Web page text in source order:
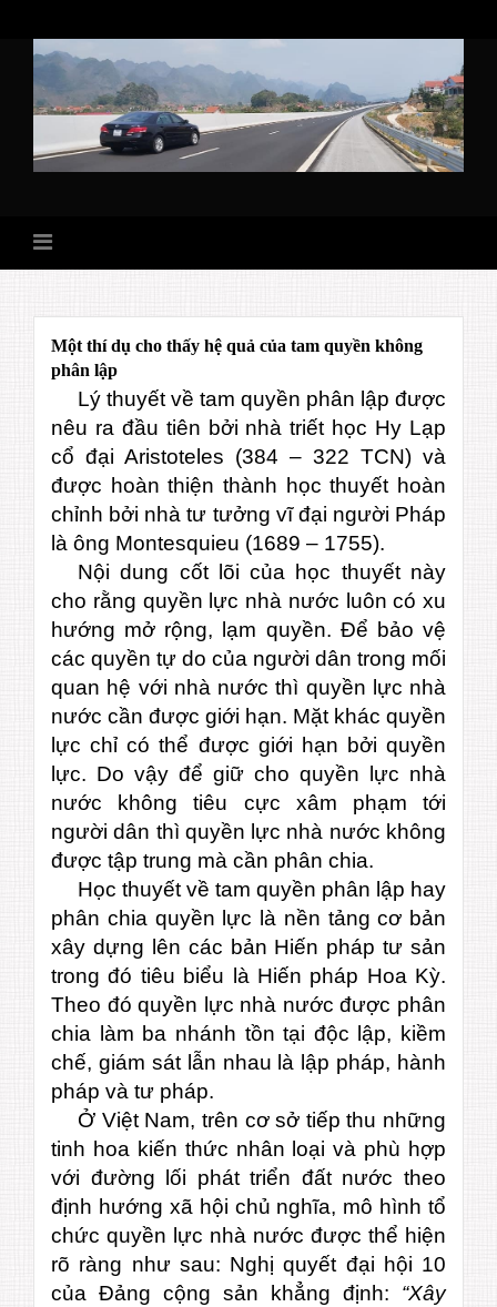
content
Một thí dụ cho thấy hệ quả của tam quyền không
phân lập
Lý thuyết về tam quyền phân lập được
nêu ra đầu tiên bởi nhà triết học Hy Lạp
cổ đại Aristoteles (384 – 322 TCN) và
được hoàn thiện thành học thuyết hoàn
chỉnh bởi nhà tư tưởng vĩ đại người Pháp
là ông Montesquieu (1689 – 1755).
Nội dung cốt lõi của học thuyết này
cho rằng quyền lực nhà nước luôn có xu
hướng mở rộng, lạm quyền. Để bảo vệ
các quyền tự do của người dân trong mối
quan hệ với nhà nước thì quyền lực nhà
nước cần được giới hạn. Mặt khác quyền
lực chỉ có thể được giới hạn bởi quyền
lực. Do vậy để giữ cho quyền lực nhà
nước không tiêu cực xâm phạm tới
người dân thì quyền lực nhà nước không
được tập trung mà cần phân chia.
Học thuyết về tam quyền phân lập hay
phân chia quyền lực là nền tảng cơ bản
xây dựng lên các bản Hiến pháp tư sản
trong đó tiêu biểu là Hiến pháp Hoa Kỳ.
Theo đó quyền lực nhà nước được phân
chia làm ba nhánh tồn tại độc lập, kiềm
chế, giám sát lẫn nhau là lập pháp, hành
pháp và tư pháp.
Ở Việt Nam, trên cơ sở tiếp thu những
tinh hoa kiến thức nhân loại và phù hợp
với đường lối phát triển đất nước theo
định hướng xã hội chủ nghĩa, mô hình tổ
chức quyền lực nhà nước được thể hiện
rõ ràng như sau: Nghị quyết đại hội 10
của Đảng cộng sản khẳng định: “Xây